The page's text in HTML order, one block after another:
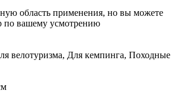
область применения, но вы можете
по вашему усмотрению
велотуризма, Для кемпинга, Походные